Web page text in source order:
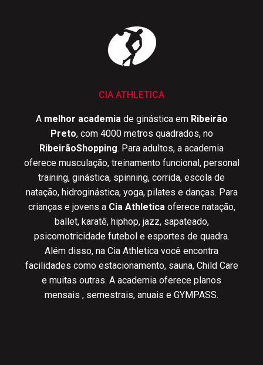
CIA ATHLETICA
A melhor academiade ginástica em Ribeirão
Preto, com 4000 metros quadrados, no
RibeirãoShopping. Para adultos, a academia
oferece musculação, treinamento funcional, personal
training, ginástica, spinning, corrida, escola de
natação, hidroginástica, yoga, pilates e danças. Para
crianças e jovens a Cia Athleticaoferece natação,
ballet, karatê, hiphop, jazz, sapateado,
psicomotricidade futebol e esportes de quadra.
Além disso, na Cia Athletica você encontra
facilidades como estacionamento, sauna, Child Care
e muitas outras. A academia oferece planos
mensais , semestrais, anuais e GYMPASS.